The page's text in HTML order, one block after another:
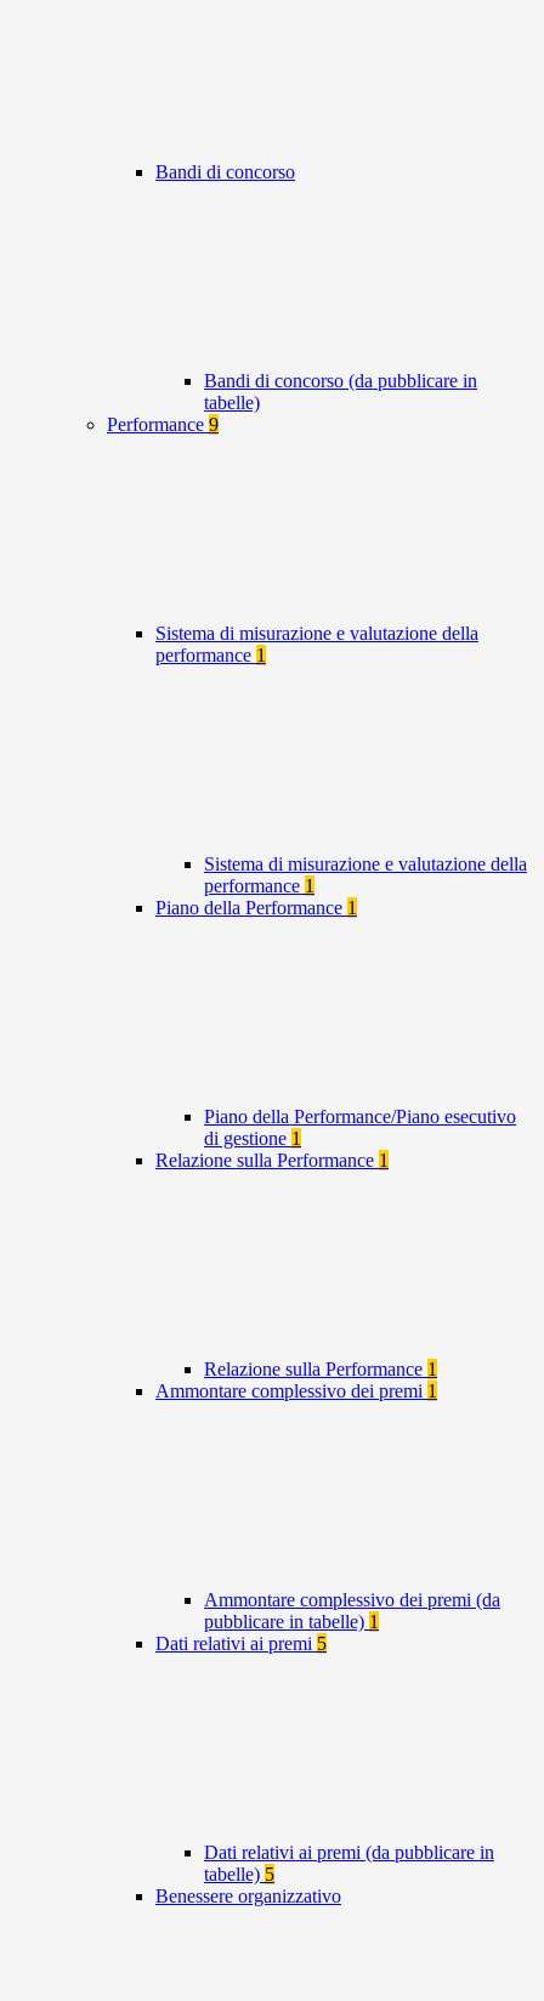
Bandi di concorso
Bandi di concorso (da pubblicare in
tabelle)
Performance 9
Sistema di misurazione e valutazione della
performance 1
Sistema di misurazione e valutazione della
performance 1
Piano della Performance 1
Piano della Performance/Piano esecutivo
di gestione 1
Relazione sulla Performance 1
Relazione sulla Performance 1
Ammontare complessivo dei premi 1
Ammontare complessivo dei premi (da
pubblicare in tabelle) 1
Dati relativi ai premi 5
Dati relativi ai premi (da pubblicare in
tabelle) 5
Benessere organizzativo